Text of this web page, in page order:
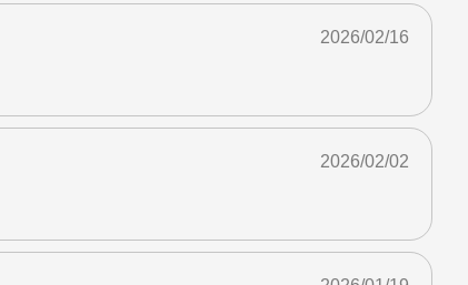
2026/02/16
2026/02/02